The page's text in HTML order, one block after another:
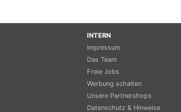
INTERN
Impressum
Das Team
Freie Jobs
Werbung schalten
Unsere Partnershops
Datenschutz & Hinweise